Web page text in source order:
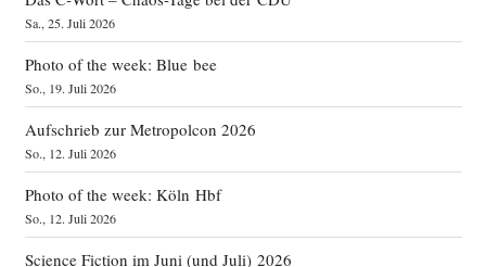
Sa., 25. Juli 2026
Photo of the week: Blue bee
So., 19. Juli 2026
Aufschrieb zur Metropolcon 2026
So., 12. Juli 2026
Photo of the week: Köln Hbf
So., 12. Juli 2026
Science Fiction im Juni (und Juli) 2026